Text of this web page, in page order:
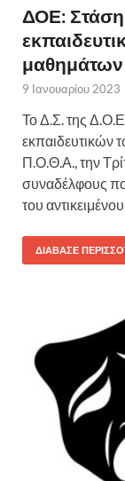
ΔΟΕ: Στάση
μαθημάτων
9 Ιανουαρίου 2023
Το Δ.Σ. της
εκπαιδευτικών
Π.Ο.Θ.Α., την
συναδέλφους
του
ΔΙΆΒΑΣΕ